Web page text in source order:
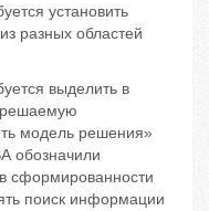
установить
разных областей
выделить в
решаемую
модель решения»
обозначили
сформированности
поиск информации